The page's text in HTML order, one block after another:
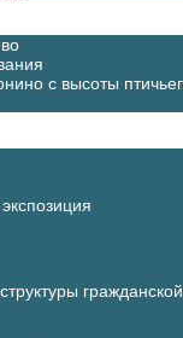
с высоты